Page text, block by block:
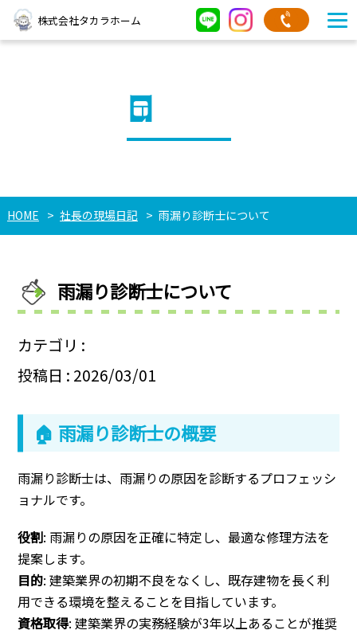
株式会社タカラホーム
HOME 社長の現場日記 雨漏り診断士について
雨漏り診断士について
カテゴリ :
投稿日 : 2026/03/01
🏠 雨漏り診断士の概要
雨漏り診断士は、雨漏りの原因を診断するプロフェッシ
ョナルです。
役割: 雨漏りの原因を正確に特定し、最適な修理方法を
提案します。
目的: 建築業界の初期不良をなくし、既存建物を長く利
用できる環境を整えることを目指しています。
資格取得: 建築業界の実務経験が3年以上あることが推奨